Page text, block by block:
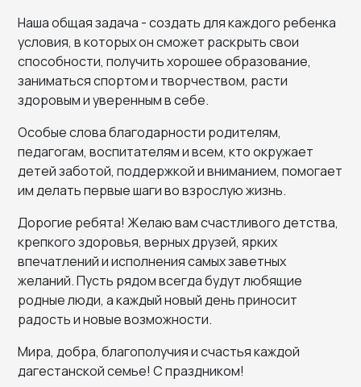
Наша общая задача - создать для каждого ребенка
условия, в которых он сможет раскрыть свои
способности, получить хорошее образование,
заниматься спортом и творчеством, расти
здоровым и уверенным в себе.
Особые слова благодарности родителям,
педагогам, воспитателям и всем, кто окружает
детей заботой, поддержкой и вниманием, помогает
им делать первые шаги во взрослую жизнь.
Дорогие ребята! Желаю вам счастливого детства,
крепкого здоровья, верных друзей, ярких
впечатлений и исполнения самых заветных
желаний. Пусть рядом всегда будут любящие
родные люди, а каждый новый день приносит
радость и новые возможности.
Мира, добра, благополучия и счастья каждой
дагестанской семье! С праздником!